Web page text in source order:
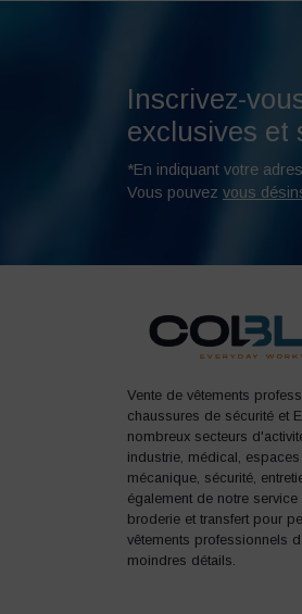
Inscrivez-
exclusives et
*En indiquant votre
Vous pouvez vous
Vente de vêtements
chaussures de sécurité et
nombreux secteurs
industrie, médical, espaces
mécanique, sécurité,
également de notre
broderie et transfert pour
vêtements professionnels
moindres détails.